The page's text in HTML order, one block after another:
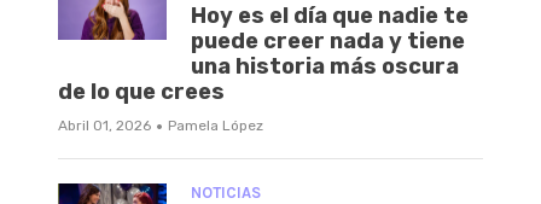
Hoy es el día que nadie te
puede creer nada y tiene
una historia más oscura
de lo que crees
Abril 01, 2026 · Pamela López
NOTICIAS